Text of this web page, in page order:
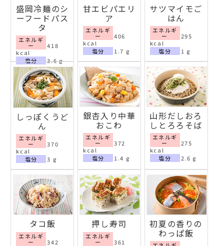
盛岡冷麺のシ
ーフードパス
タ
エネルギ
ー
418
kcal
塩分
3.6 g
甘エビパエリ
ア
エネルギ
ー
406
kcal
塩分
1.7 g
サツマイモご
はん
エネルギ
ー
295
kcal
塩分
1 g
しっぽくうど
ん
エネルギ
ー
370
kcal
塩分
3 g
銀杏入り中華
おこわ
エネルギ
ー
372
kcal
塩分
1.4 g
山形だしおろ
しとろろそば
エネルギ
ー
275
kcal
塩分
2.6 g
タコ飯
エネルギ
ー
342
押し寿司
エネルギ
ー
361
初夏の香りの
わっぱ飯